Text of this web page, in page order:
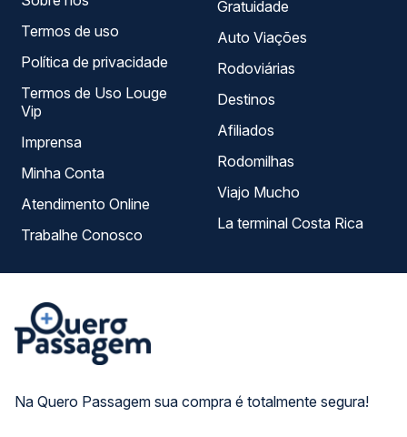
Na Quero Passagem sua compra é totalmente segura!
Termos de uso
Política de privacidade
Termos de Uso Louge
Vip
Imprensa
Minha Conta
Atendimento Online
Trabalhe Conosco
Gratuidade
Auto Viações
Rodoviárias
Destinos
Afiliados
Rodomilhas
Viajo Mucho
La terminal Costa Rica